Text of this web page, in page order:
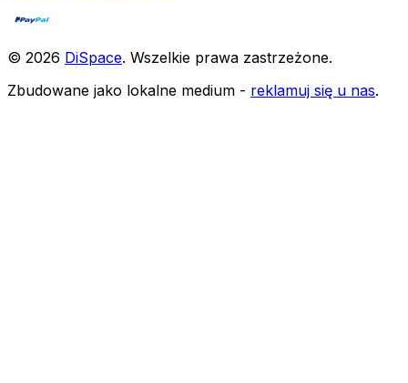
© 2026 DiSpace. Wszelkie prawa zastrzeżone.
Zbudowane jako lokalne medium - reklamuj się u nas.